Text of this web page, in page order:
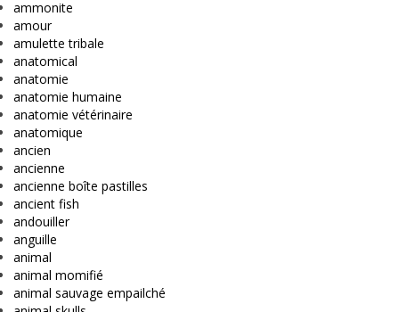
ammonite
amour
amulette tribale
anatomical
anatomie
anatomie humaine
anatomie vétérinaire
anatomique
ancien
ancienne
ancienne boîte pastilles
ancient fish
andouiller
anguille
animal
animal momifié
animal sauvage empailché